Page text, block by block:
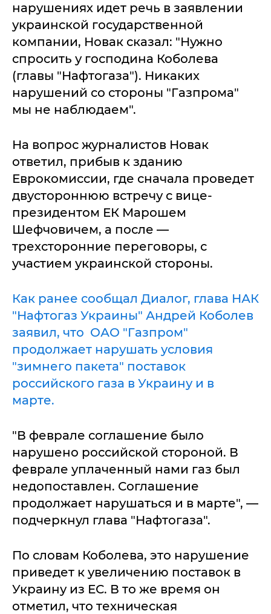
нарушениях идет речь в заявлении
украинской государственной
компании, Новак сказал: "Нужно
спросить у господина Коболева
(главы "Нафтогаза"). Никаких
нарушений со стороны "Газпрома"
мы не наблюдаем".
На вопрос журналистов Новак
ответил, прибыв к зданию
Еврокомиссии, где сначала проведет
двустороннюю встречу с вице-
президентом ЕК Марошем
Шефчовичем, а после —
трехсторонние переговоры, с
участием украинской стороны.
Как ранее сообщал Диалог, глава НАК
"Нафтогаз Украины" Андрей Коболев
заявил, что ОАО "Газпром"
продолжает нарушать условия
"зимнего пакета" поставок
российского газа в Украину и в
марте.
"В феврале соглашение было
нарушено российской стороной. В
феврале уплаченный нами газ был
недопоставлен. Соглашение
продолжает нарушаться и в марте", —
подчеркнул глава "Нафтогаза".
По словам Коболева, это нарушение
приведет к увеличению поставок в
Украину из ЕС. В то же время он
отметил, что техническая